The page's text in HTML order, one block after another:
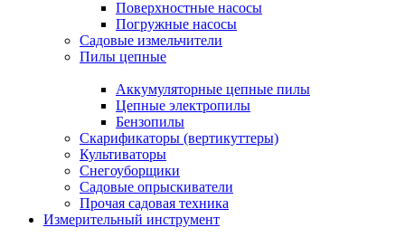
Поверхностные насосы
Погружные насосы
Садовые измельчители
Пилы цепные
Аккумуляторные цепные пилы
Цепные электропилы
Бензопилы
Скарификаторы (вертикуттеры)
Культиваторы
Снегоуборщики
Садовые опрыскиватели
Прочая садовая техника
Измерительный инструмент